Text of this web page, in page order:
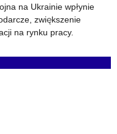
na Ukrainie wpłynie
zwiększenie
na rynku pracy.